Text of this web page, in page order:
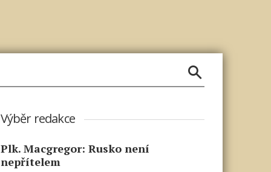
Výběr redakce
Plk. Macgregor: Rusko není
nepřítelem